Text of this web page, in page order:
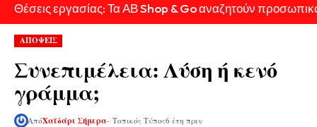
Θέσεις εργασίας: Τα ΑΒ Shop & Go αναζητούν
ΑΠΟΨΕΙΣ
Συνεπιμέλεια: Λύση ή κενό
γράμμα;
ΑπόΧαϊδάρι Σήμερα- Τοπικός Τύπος6 έτη πριν